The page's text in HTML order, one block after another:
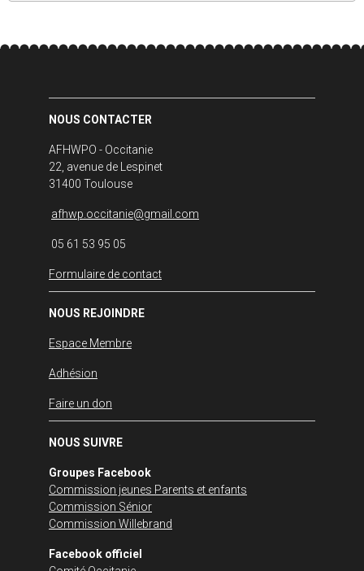
NOUS CONTACTER
AFHWPO - Occitanie
22, avenue de Lespinet
31400 Toulouse
afhwp.occitanie@gmail.com
05 61 53 95 05
Formulaire de contact
NOUS REJOINDRE
Espace Membre
Adhésion
Faire un don
NOUS SUIVRE
Groupes Facebook
Commission jeunes Parents et enfants
Commission Sénior
Commission Willebrand
Facebook officiel